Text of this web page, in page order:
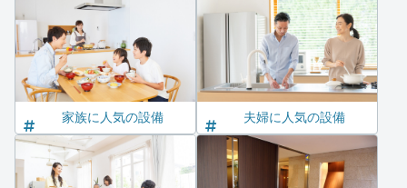
家族に人気の設備 夫婦に人気の設備